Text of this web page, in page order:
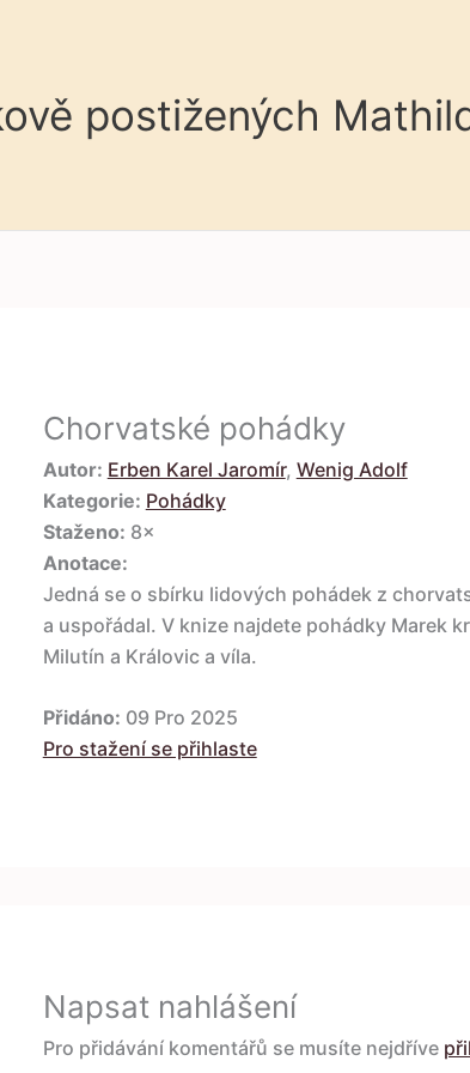
postižených
Chorvatské pohádky
Autor: Erben Karel Jaromír, Wenig Adolf
Kategorie: Pohádky
Staženo: 8×
Anotace:
Jedná se o sbírku lidových pohádek z
a uspořádal. V knize najdete pohádky Marek
Milutín a Královic a víla.
Přidáno: 09 Pro 2025
Pro stažení se přihlaste
Napsat nahlášení
Pro přidávání komentářů se musíte nejdříve